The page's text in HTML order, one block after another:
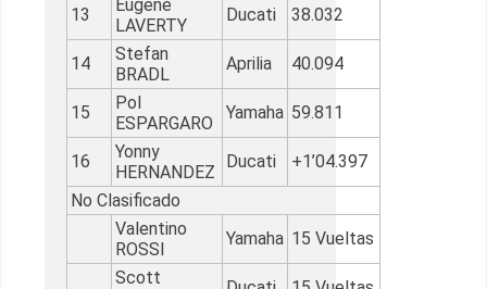
13
Eugene
LAVERTY
Ducati 38.032
14
Stefan
BRADL
Aprilia 40.094
15
Pol
ESPARGARO
Yamaha 59.811
16
Yonny
HERNANDEZ
Ducati
+1’04.397
No Clasificado
Valentino
ROSSI
Yamaha 15 Vueltas
Scott